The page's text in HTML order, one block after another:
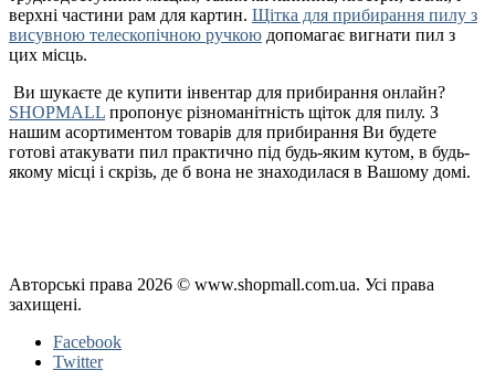
верхні частини рам для картин. Щітка для прибирання пилу з
висувною телескопічною ручкою допомагає вигнати пил з
цих місць.
Ви шукаєте де купити інвентар для прибирання онлайн?
SHOPMALL пропонує різноманітність щіток для пилу. З
нашим асортиментом товарів для прибирання Ви будете
готові атакувати пил практично під будь-яким кутом, в будь-
якому місці і скрізь, де б вона не знаходилася в Вашому домі.
Авторські права 2026 © www.shopmall.com.ua. Усі права
захищені.
Facebook
Twitter